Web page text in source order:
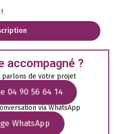
accompagné ?
parlons de votre projet
04 90 56 64 14
via WhatsApp
WhatsApp